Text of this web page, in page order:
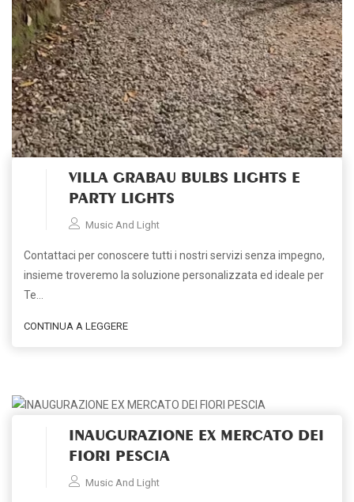
VILLA GRABAU BULBS LIGHTS E
PARTY LIGHTS
Music And Light
Contattaci per conoscere tutti i nostri servizi senza impegno,
insieme troveremo la soluzione personalizzata ed ideale per
Te…
CONTINUA A LEGGERE
Eventi di Piazza
INAUGURAZIONE EX MERCATO DEI
FIORI PESCIA
Music And Light